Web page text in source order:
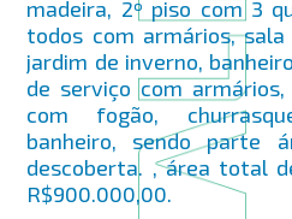
madeira, 2º piso com 3
todos com armários,
jardim de inverno,
de serviço com
com fogão,
banheiro, sendo parte
descoberta. , área total
R$900.000,00.